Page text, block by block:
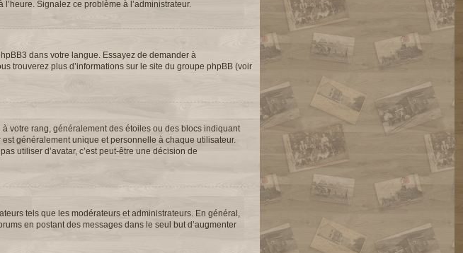
Signalez ce problème à l’administrateur.
dans votre langue. Essayez de demander à
trouverez plus d’informations sur le site du groupe phpBB (voir
votre rang, généralement des étoiles ou des blocs indiquant
généralement unique et personnelle à chaque utilisateur.
utiliser d’avatar, c’est peut-être une décision de
tels que les modérateurs et administrateurs. En général,
en postant des messages dans le seul but d’augmenter